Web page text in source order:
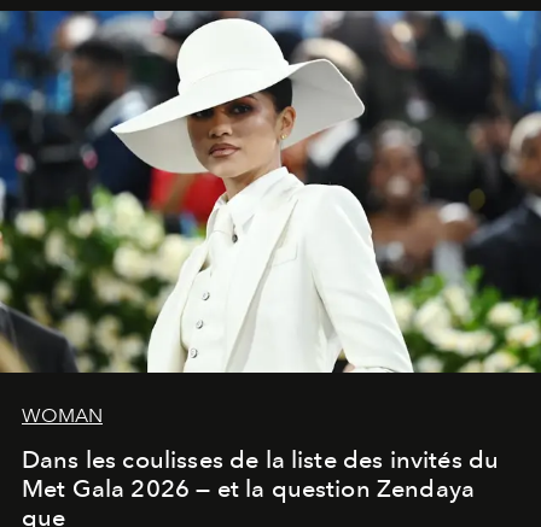
WOMAN
Dans les coulisses de la liste des invités du
Met Gala 2026 — et la question Zendaya
que